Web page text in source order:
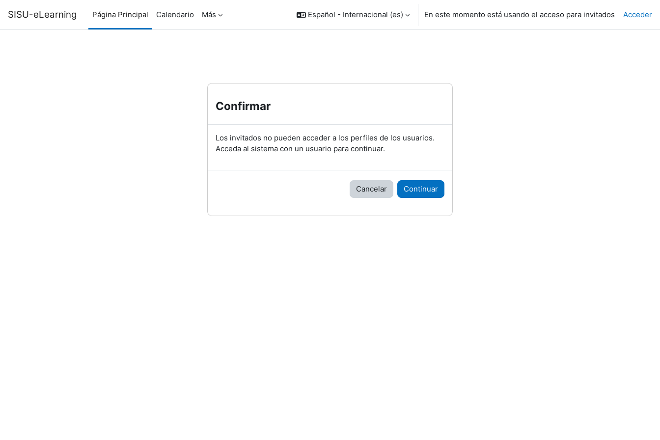
SISU-eLearning Página Principal Calendario Más Español - Internacional ‎(es)‎ En este momento está usando el acceso para invitados Acceder
Confirmar
Los invitados no pueden acceder a los perfiles de los usuarios.
Acceda al sistema con un usuario para continuar.
Cancelar Continuar